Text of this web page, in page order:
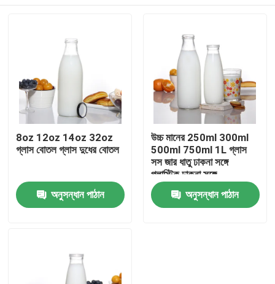
বাড়ি
আমাদের সম্পর্কে
8oz 12oz 14oz 32oz
গ্লাস বোতল গ্লাস দুধের বোতল
অনুসন্ধান পাঠান
উচ্চ মানের 250ml 300ml
500ml 750ml 1L গ্লাস
সস জার ধাতু ঢাকনা সঙ্গে
প্লাস্টিক ঢাকনা সঙ্গে
অনুসন্ধান পাঠান